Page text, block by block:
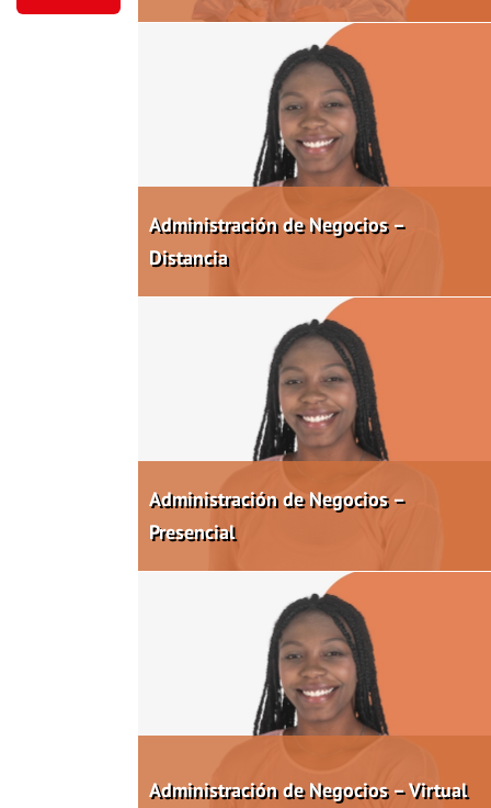
Administración de Negocios –
Distancia
Administración de Negocios –
Presencial
Administración de Negocios – Virtual